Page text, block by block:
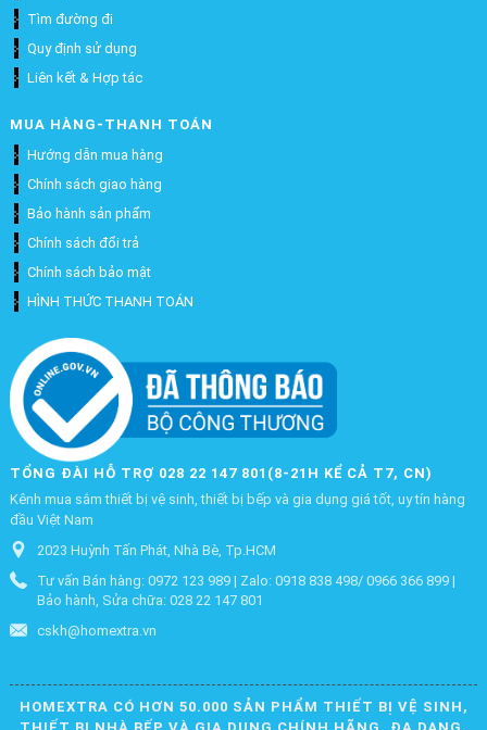
Tìm đường đi
Quy định sử dụng
Liên kết & Hợp tác
MUA HÀNG-THANH TOÁN
Hướng dẫn mua hàng
Chính sách giao hàng
Bảo hành sản phẩm
Chính sách đổi trả
Chính sách bảo mật
HÌNH THỨC THANH TOÁN
TỔNG ĐÀI HỖ TRỢ 028 22 147 801(8-21H KỂ CẢ T7, CN)
Kênh mua sắm thiết bị vệ sinh, thiết bị bếp và gia dụng giá tốt, uy tín hàng
đầu Việt Nam
2023 Huỳnh Tấn Phát, Nhà Bè, Tp.HCM
Tư vấn Bán hàng: 0972 123 989 | Zalo: 0918 838 498/ 0966 366 899 |
Bảo hành, Sửa chữa: 028 22 147 801
cskh@homextra.vn
HOMEXTRA CÓ HƠN 50.000 SẢN PHẨM THIẾT BỊ VỆ SINH,